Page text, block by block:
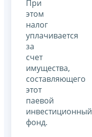
При
этом
налог
уплачивается
за
счет
имущества,
составляющего
этот
паевой
инвестиционный
фонд.